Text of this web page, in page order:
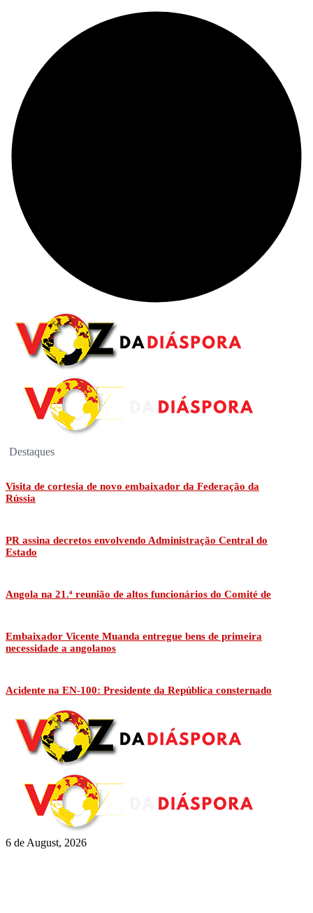
Destaques
Visita de cortesia de novo embaixador da Federação da
Rússia
PR assina decretos envolvendo Administração Central do
Estado
Angola na 21.ª reunião de altos funcionários do Comité de
Embaixador Vicente Muanda entregue bens de primeira
necessidade a angolanos
Acidente na EN-100: Presidente da República consternado
6 de August, 2026